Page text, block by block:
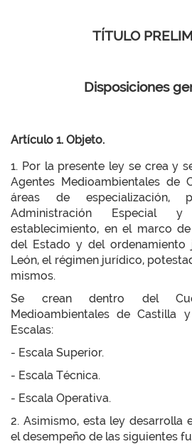
TÍTULO
Disposiciones
Artículo 1. Objeto.
1. Por la presente ley se crea y
Agentes Medioambientales de
áreas de especialización,
Administración
establecimiento, en el marco
del Estado y del
León, el régimen jurídico,
mismos.
Se crean dentro del
Medioambientales de Castilla
Escalas:
- Escala Superior.
- Escala Técnica.
- Escala Operativa.
2. Asimismo, esta ley desarrolla
el desempeño de las siguientes